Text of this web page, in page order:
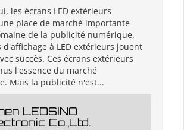
les écrans LED extérieurs
place de marché importante
de la publicité numérique.
d'affichage à LED extérieurs jouent
succès. Ces écrans extérieurs
l'essence du marché
Mais la publicité n'est...
LEDSINO
Co.,Ltd.